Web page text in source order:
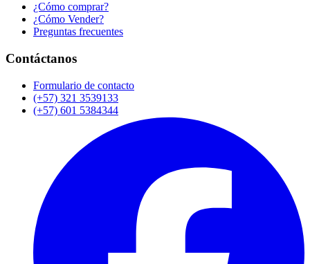
¿Cómo comprar?
¿Cómo Vender?
Preguntas frecuentes
Contáctanos
Formulario de contacto
(+57) 321 3539133
(+57) 601 5384344